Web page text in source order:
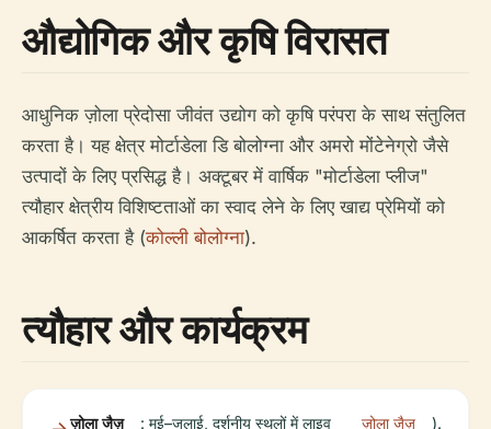
औद्योगिक और कृषि विरासत
आधुनिक ज़ोला प्रेदोसा जीवंत उद्योग को कृषि परंपरा के साथ संतुलित
करता है। यह क्षेत्र मोर्टाडेला डि बोलोग्ना और अमरो मोंटेनेग्रो जैसे
उत्पादों के लिए प्रसिद्ध है। अक्टूबर में वार्षिक "मोर्टाडेला प्लीज"
त्यौहार क्षेत्रीय विशिष्टताओं का स्वाद लेने के लिए खाद्य प्रेमियों को
आकर्षित करता है (कोल्ली बोलोग्ना).
त्यौहार और कार्यक्रम
ज़ोला जैज़ : मई–जुलाई, दर्शनीय स्थलों में लाइव ज़ोला जैज़ ).